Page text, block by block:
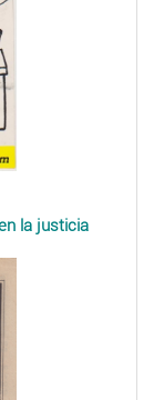
la justicia